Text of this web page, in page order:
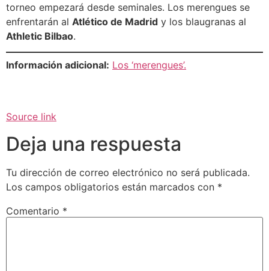
torneo empezará desde seminales. Los merengues se
enfrentarán al Atlético de Madrid y los blaugranas al
Athletic Bilbao.
Información adicional: Los ‘merengues’.
Source link
Deja una respuesta
Tu dirección de correo electrónico no será publicada.
Los campos obligatorios están marcados con *
Comentario *